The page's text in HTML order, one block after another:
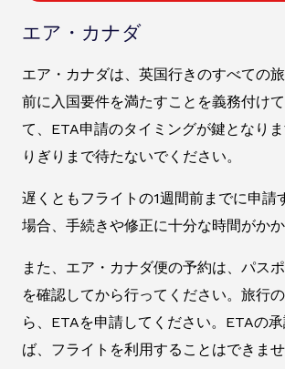
エア・カナダ
エア・カナダは、英国行きのすべての
前に入国要件を満たすことを義務付け
て、ETA申請のタイミングが鍵となり
りぎりまで待たないでください。
遅くともフライトの1週間前までに申請
場合、手続きや修正に十分な時間がかか
また、エア・カナダ便の予約は、パス
を確認してから行ってください。旅行
ら、ETAを申請してください。ETAの
ば、フライトを利用することはできませ